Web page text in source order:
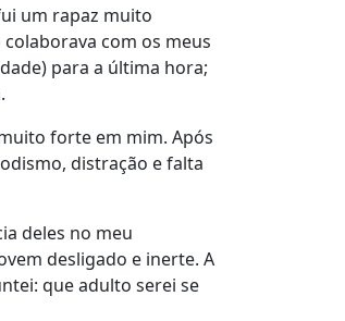
um rapaz muito
com os meus
para a última hora;
forte em mim. Após
distração e falta
deles no meu
desligado e inerte. A
que adulto serei se